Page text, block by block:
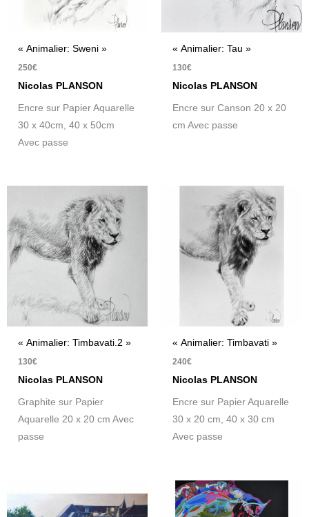
« Animalier: Sweni »
250€
Nicolas PLANSON
Encre sur Papier Aquarelle
30 x 40cm, 40 x 50cm
Avec passe
« Animalier: Tau »
130€
Nicolas PLANSON
Encre sur Canson 20 x 20
cm Avec passe
« Animalier: Timbavati.2 »
130€
Nicolas PLANSON
Graphite sur Papier
Aquarelle 20 x 20 cm Avec
passe
« Animalier: Timbavati »
240€
Nicolas PLANSON
Encre sur Papier Aquarelle
30 x 20 cm, 40 x 30 cm
Avec passe